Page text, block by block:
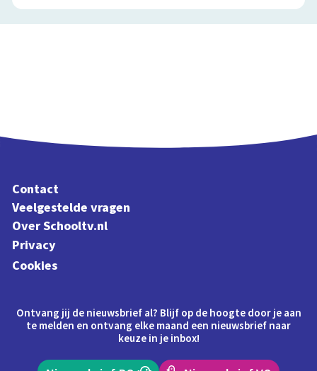
Contact
Veelgestelde vragen
Over Schooltv.nl
Privacy
Cookies
Ontvang jij de nieuwsbrief al? Blijf op de hoogte door je aan
te melden en ontvang elke maand een nieuwsbrief naar
keuze in je inbox!